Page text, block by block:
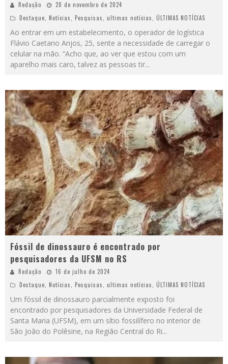
Redação
20 de novembro de 2024
Destaque, Notícias, Pesquisas, ultimas notícias, ÚLTIMAS NOTÍCIAS
Ao entrar em um estabelecimento, o operador de logística
Flávio Caetano Anjos, 25, sente a necessidade de carregar o
celular na mão. “Acho que, ao ver que estou com um
aparelho mais caro, talvez as pessoas tir...
Fóssil de dinossauro é encontrado por
pesquisadores da UFSM no RS
Redação
16 de julho de 2024
Destaque Notícias Pesquisas ultimas notícias ÚLTIMAS NOTÍCIAS
Um fóssil de dinossauro parcialmente exposto foi
encontrado por pesquisadores da Universidade Federal de
Santa Maria (UFSM), em um sítio fossilífero no interior de
São João do Polêsine, na Região Central do Ri...